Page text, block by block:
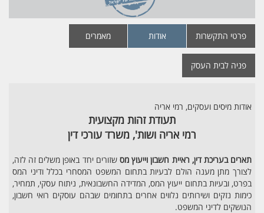
פרטי התקשרות אודות מאמרים
פניה לבית העסק
אודות מיסים ועסקים, רמי אריה
תעודת זהות מקצועית
רמי אריה ושות', משרד עורכי דין
תארים בעריכת דין, ראיית חשבון וייעוץ מס שזורים יחד באופן משלים זה לזה,
לצורך מתן מענה הולם לבעיות בתחום המשפט המסחרי בכלל ודיני המס
בפרט, ובעיות בתחום ייעוץ המס, המדידה החשבונאית, ניתוח עסקי, תמחיר,
כימות נזקים ושירותים נלווים אחרים בתחומים שבהם עוסקים רואי חשבון,
הנושקים לדיני המשפט.